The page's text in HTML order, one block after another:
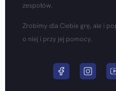
zespołów.
Zrobimy dla Ciebie grę, ale i
o niej i przy jej pomocy.